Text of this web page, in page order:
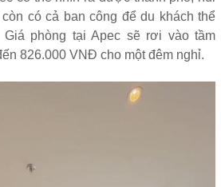
có cả ban công để du khách thể
Giá phòng tại Apec sẽ rơi vào tầm
826.000 VNĐ cho một đêm nghỉ.